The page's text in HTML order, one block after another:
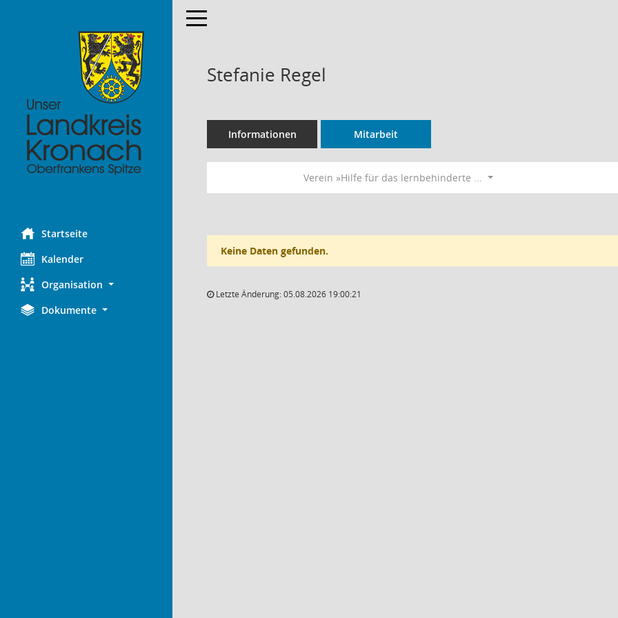
Startseite
Kalender
Organisation
Dokumente
Toggle navigation
Stefanie Regel
Informationen Mitarbeit
Verein »Hilfe für das lernbehinderte ...
Keine Daten gefunden.
Letzte Änderung: 05.08.2026 19:00:21